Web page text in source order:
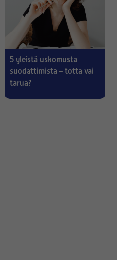
5 yleistä uskomusta
suodattimista – totta vai
tarua?